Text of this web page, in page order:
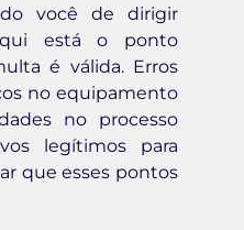
você de dirigir
está o ponto
é válida. Erros
no equipamento
no processo
legítimos para
que esses pontos